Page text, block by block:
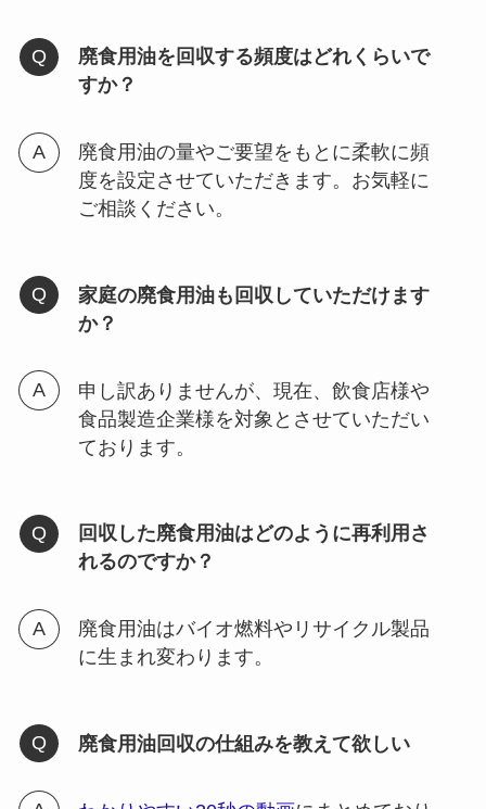
廃食用油を回収する頻度はどれくらいで
すか？
廃食用油の量やご要望をもとに柔軟に頻
度を設定させていただきます。お気軽に
ご相談ください。
家庭の廃食用油も回収していただけます
か？
申し訳ありませんが、現在、飲食店様や
食品製造企業様を対象とさせていただい
ております。
回収した廃食用油はどのように再利用さ
れるのですか？
廃食用油はバイオ燃料やリサイクル製品
に生まれ変わります。
廃食用油回収の仕組みを教えて欲しい